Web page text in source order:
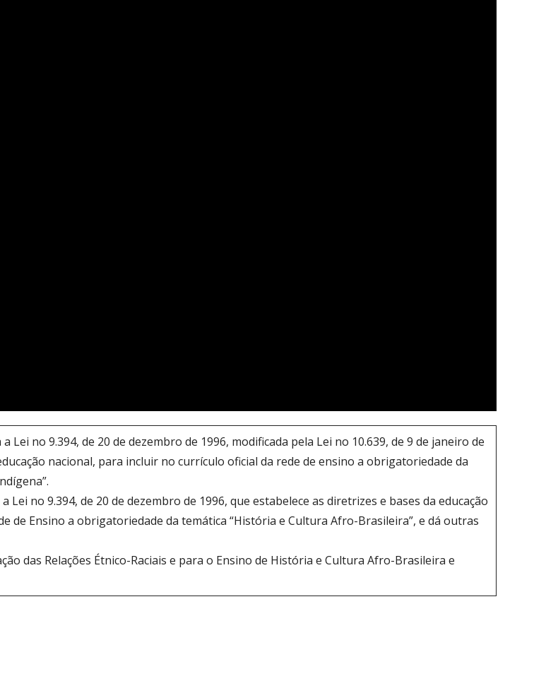
a Lei no 9.394, de 20 de dezembro de 1996, modificada pela Lei no 10.639, de 9 de janeiro de
nacional, para incluir no currículo oficial da rede de ensino a obrigatoriedade da
a Lei no 9.394, de 20 de dezembro de 1996, que estabelece as diretrizes e bases da educação
de Ensino a obrigatoriedade da temática “História e Cultura Afro-Brasileira”, e dá outras
das Relações Étnico-Raciais e para o Ensino de História e Cultura Afro-Brasileira e